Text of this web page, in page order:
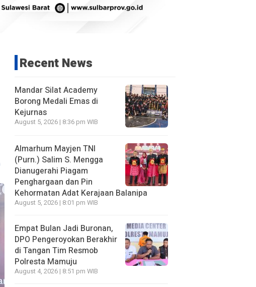
Recent News
Mandar Silat Academy
Borong Medali Emas di
Kejurnas
August 5, 2026 | 8:36 pm WIB
Almarhum Mayjen TNI
(Purn.) Salim S. Mengga
Dianugerahi Piagam
Penghargaan dan Pin
Kehormatan Adat Kerajaan Balanipa
August 5, 2026 | 8:01 pm WIB
Empat Bulan Jadi Buronan,
DPO Pengeroyokan Berakhir
di Tangan Tim Resmob
Polresta Mamuju
August 4, 2026 | 8:51 pm WIB